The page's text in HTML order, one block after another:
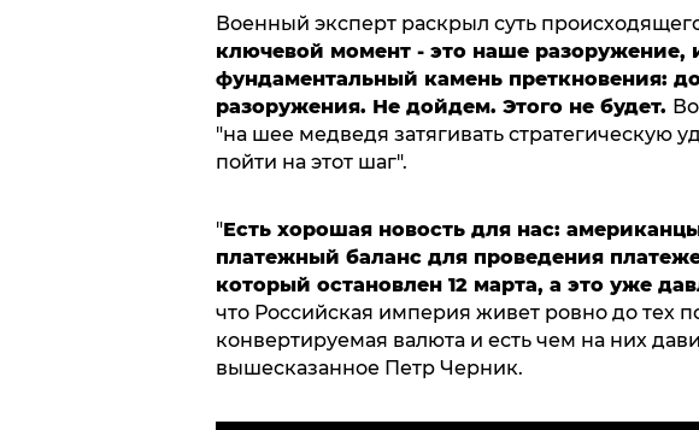
Военный эксперт раскрыл суть
ключевой момент - это наше разоружение,
фундаментальный камень преткновения:
разоружения. Не дойдем. Этого не будет.
"на шее медведя затягивать стратегическую
пойти на этот шаг".
"Есть хорошая новость для нас:
платежный баланс для проведения
который остановлен 12 марта, а это уже
что Российская империя живет ровно до тех
конвертируемая валюта и есть чем на них
вышесказанное Петр Черник.